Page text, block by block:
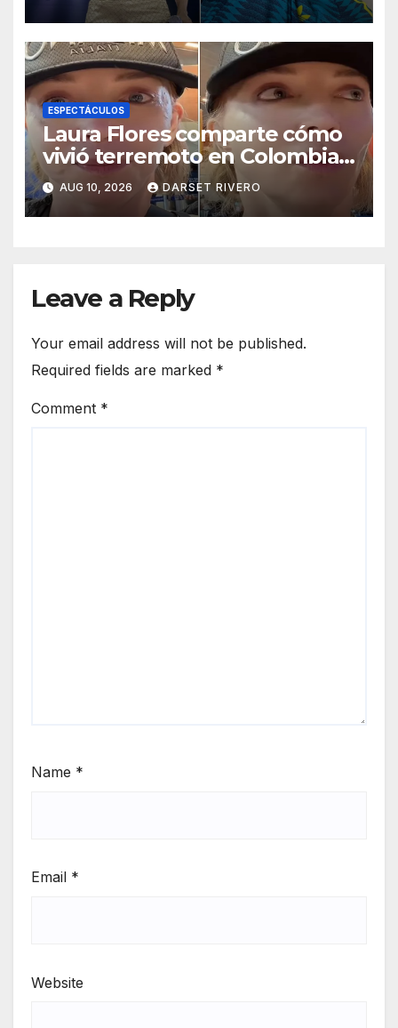
ESPECTÁCULOS
Laura Flores comparte cómo
vivió terremoto en Colombia:
“duró mucho tiempo”
AUG 10, 2026 DARSET RIVERO
Leave a Reply
Your email address will not be published.
Required fields are marked *
Comment *
Name *
Email *
Website